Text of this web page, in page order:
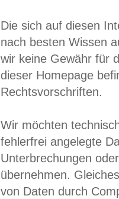
Die sich auf diesen
nach besten Wissen
wir keine Gewähr für
dieser Homepage
Rechtsvorschriften.
Wir möchten
fehlerfrei angelegte
Unterbrechungen
übernehmen.
von Daten durch